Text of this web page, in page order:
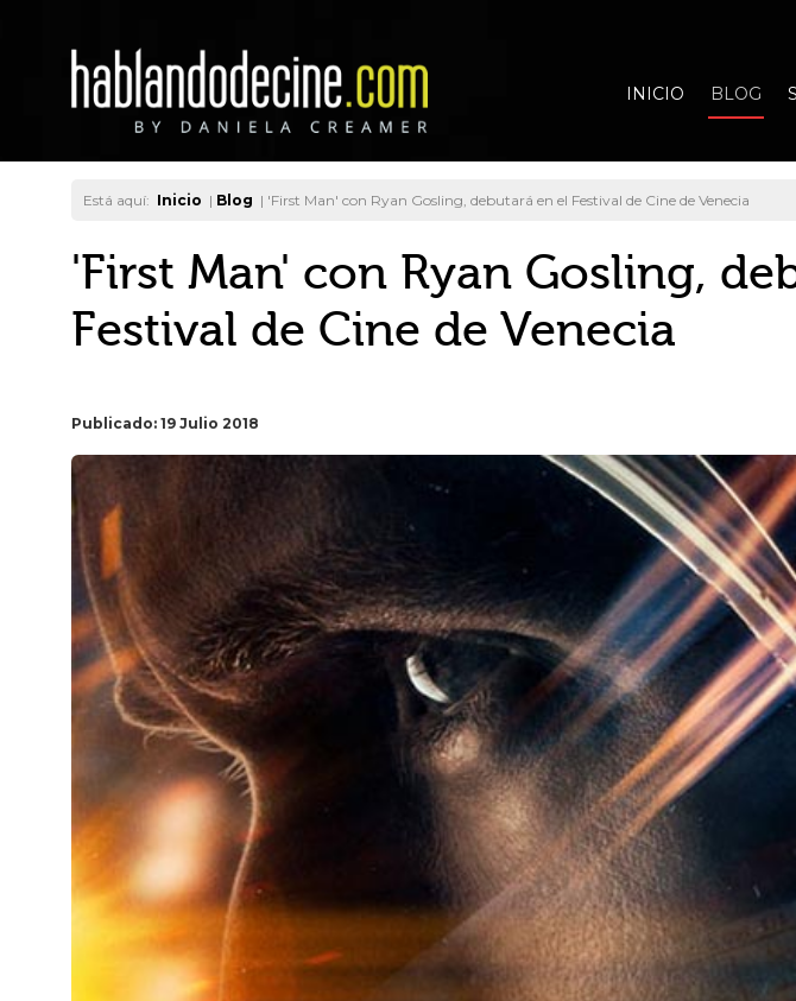
INICIO BLOG
Está aquí: Inicio | Blog | 'First Man' con Ryan Gosling, debutará en el Festival de Cine de Venecia
'First Man' con Ryan Gosling,
Festival de Cine de Venecia
Publicado: 19 Julio 2018